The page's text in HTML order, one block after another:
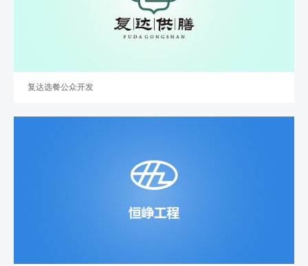
复达选餐公众开发